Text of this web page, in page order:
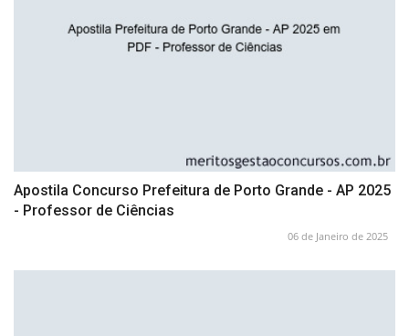
Apostila Concurso Prefeitura de Porto Grande - AP 2025
- Professor de Ciências
06 de Janeiro de 2025